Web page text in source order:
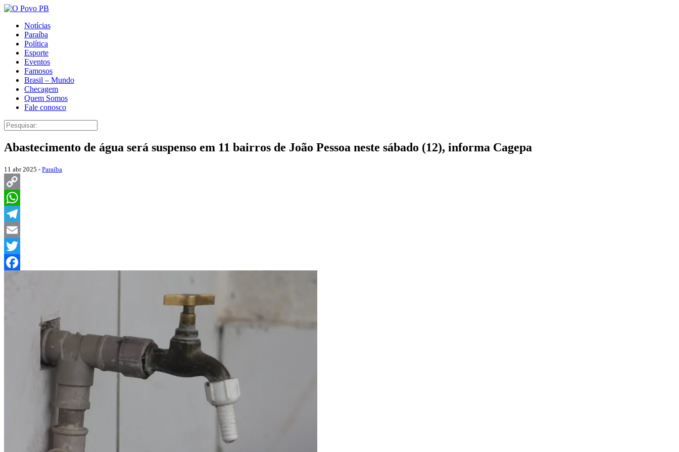
Notícias
Paraíba
Política
Esporte
Eventos
Famosos
Brasil – Mundo
Checagem
Quem Somos
Fale conosco
Abastecimento de água será suspenso em 11 bairros de João Pessoa neste sábado (12), informa Cagepa
11 abr 2025 - Paraíba
Copy
Link
WhatsApp
Telegram
Email
Twitter